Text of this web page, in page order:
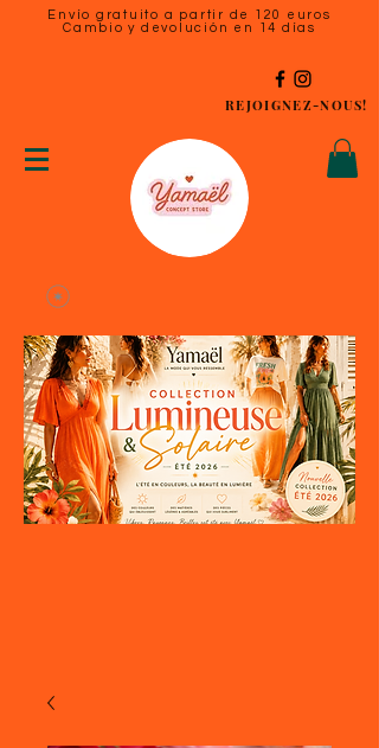
Envío gratuito a partir de 120 euros
Cambio y devolución en 14 días
REJOIGNEZ-NOUS!